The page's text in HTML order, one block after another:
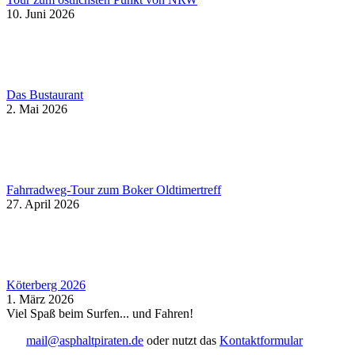
10. Juni 2026
Das Bustaurant
2. Mai 2026
Fahrradweg-Tour zum Boker Oldtimertreff
27. April 2026
Köterberg 2026
1. März 2026
Viel Spaß beim Surfen... und Fahren!
mail@asphaltpiraten.de oder nutzt das Kontaktformular